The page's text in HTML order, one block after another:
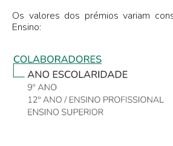
Os valores dos prémios variam
Ensino: